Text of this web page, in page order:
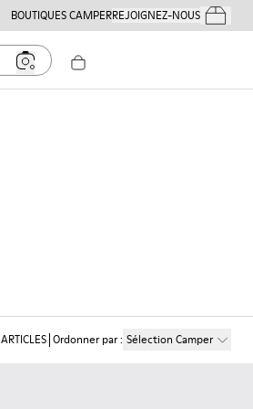
BOUTIQUES CAMPERREJOIGNEZ-NOUSMes
ARTICLES Ordonner par: Sélection Camper